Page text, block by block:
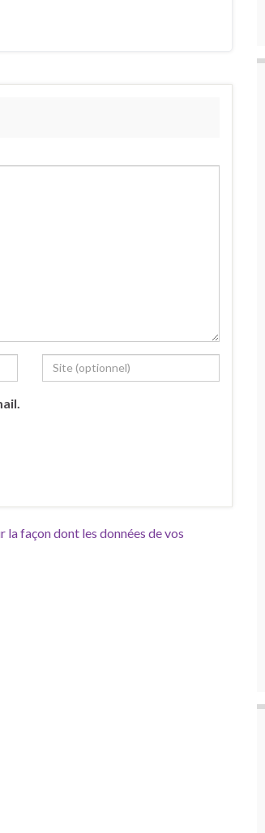
la façon dont les données de vos